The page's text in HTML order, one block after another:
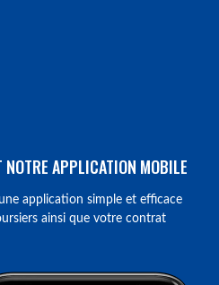
NOTRE APPLICATION MOBILE
application simple et efficace
ainsi que votre contrat